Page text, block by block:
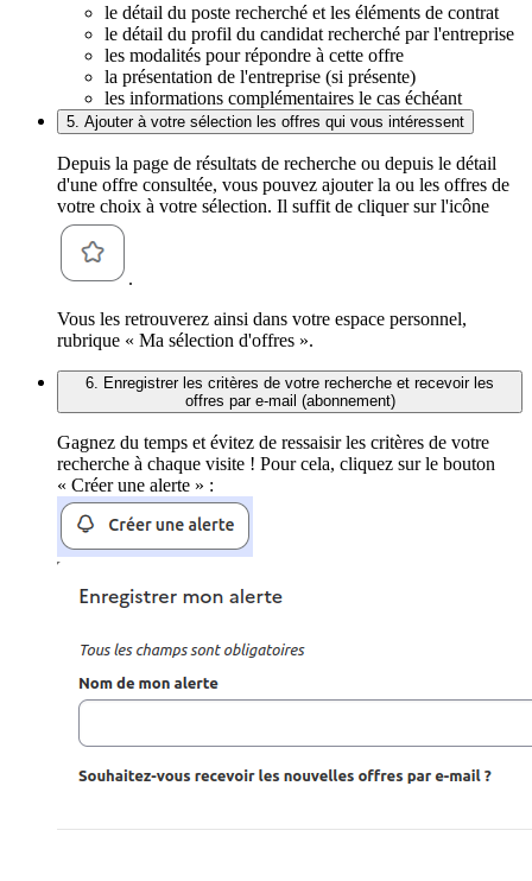
le détail du poste recherché et les éléments de contrat
le détail du profil du candidat recherché par l'entreprise
les modalités pour répondre à cette offre
la présentation de l'entreprise (si présente)
les informations complémentaires le cas échéant
5. Ajouter à votre sélection les offres qui vous intéressent
Depuis la page de résultats de recherche ou depuis le détail
d'une offre consultée, vous pouvez ajouter la ou les offres de
votre choix à votre sélection. Il suffit de cliquer sur l'icône
.
Vous les retrouverez ainsi dans votre espace personnel,
rubrique « Ma sélection d'offres ».
6. Enregistrer les critères de votre recherche et recevoir les
offres par e-mail (abonnement)
Gagnez du temps et évitez de ressaisir les critères de votre
recherche à chaque visite ! Pour cela, cliquez sur le bouton
« Créer une alerte » :